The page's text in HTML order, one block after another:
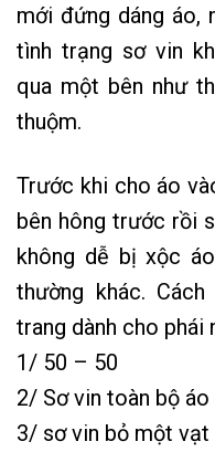
mới đứng dáng áo,
tình trạng sơ vin
qua một bên như
thuộm.
Trước khi cho áo
bên hông trước rồi
không dễ bị xộc
thường khác.
trang dành cho phái
1/ 50 – 50
2/ Sơ vin toàn bộ áo
3/ sơ vin bỏ một